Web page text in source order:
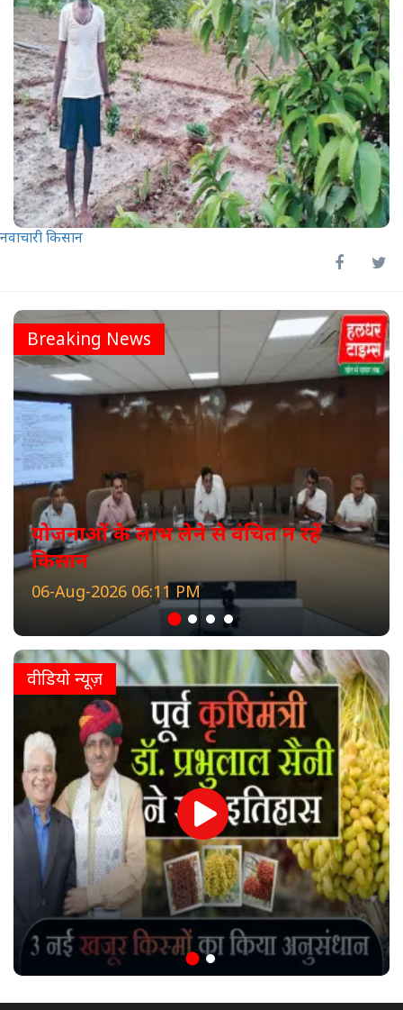
नवाचारी किसान
Breaking News
योजनाओं के लाभ लेने से वंचित न रहें
किसान
06-Aug-2026 06:11 PM
वीडियो न्यूज़